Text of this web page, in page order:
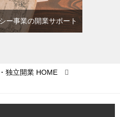
ー事業の開業サポート
独立開業 HOME